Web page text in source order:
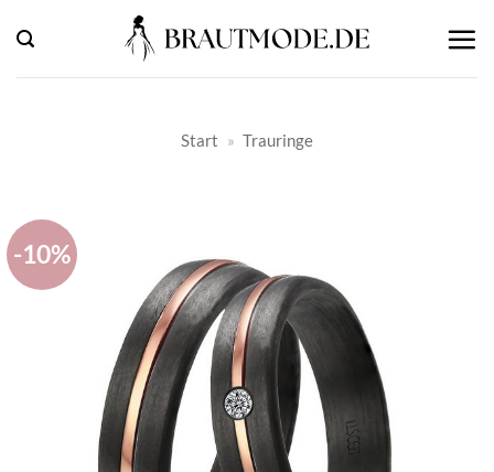
Inhalt
springen
Start » Trauringe
-10%